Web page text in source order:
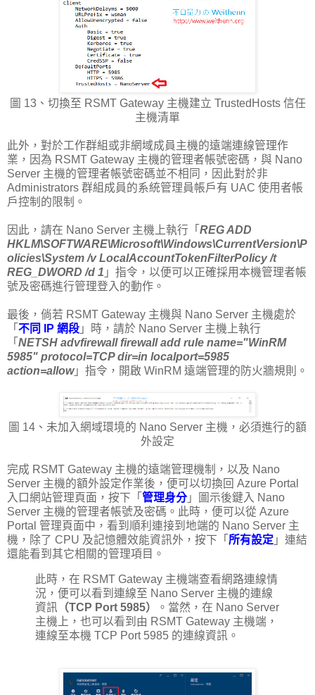
圖 13、切換至 RSMT Gateway 主機建立 TrustedHosts 信任
主機清單
此外，對於工作群組或非網域成員主機的遠端連線管理作
業，因為 RSMT Gateway 主機的管理者帳號密碼，與 Nano
Server 主機的管理者帳號密碼並不相同，因此對於非
Administrators 群組成員的系統管理員帳戶有 UAC 使用者帳
戶控制的限制。
因此，請在 Nano Server 主機上執行「 REG ADD
HKLM\SOFTWARE\Microsoft\Windows\CurrentVersion\P
olicies\System /v LocalAccountTokenFilterPolicy /t
REG_DWORD /d 1 」指令，以便可以正確採用本機管理者帳
號及密碼進行管理登入的動作。
最後，倘若 RSMT Gateway 主機與 Nano Server 主機處於
「 不同 IP 網段 」時，請於 Nano Server 主機上執行
「 NETSH advfirewall firewall add rule name="WinRM
5985" protocol=TCP dir=in localport=5985
action=allow」指令，開啟 WinRM 遠端管理的防火牆規則。
圖 14、未加入網域環境的 Nano Server 主機，必須進行的額
外設定
完成 RSMT Gateway 主機的遠端管理機制，以及 Nano
Server 主機的額外設定作業後，便可以切換回 Azure Portal
入口網站管理頁面，按下「 管理身分 」圖示後鍵入 Nano
Server 主機的管理者帳號及密碼。此時，便可以從 Azure
Portal 管理頁面中，看到順利連接到地端的 Nano Server 主
機，除了 CPU 及記憶體效能資訊外，按下「 所有設定 」連結
還能看到其它相關的管理項目。
此時，在 RSMT Gateway 主機端查看網路連線情
況，便可以看到連線至 Nano Server 主機的連線
資訊 （TCP Port 5985）
。當然，在 Nano Server
主機上，也可以看到由 RSMT Gateway 主機端，
連線至本機 TCP Port 5985 的連線資訊。